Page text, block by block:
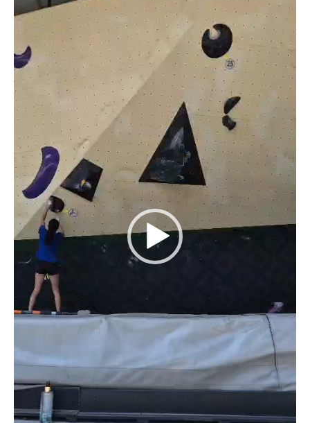
de
vídeo